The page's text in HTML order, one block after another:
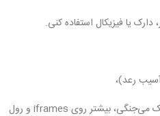
سپر/زره با مقاومت رعد مناسب (اگر سبک می‌جنگی، بیشتر روی iframes و رول